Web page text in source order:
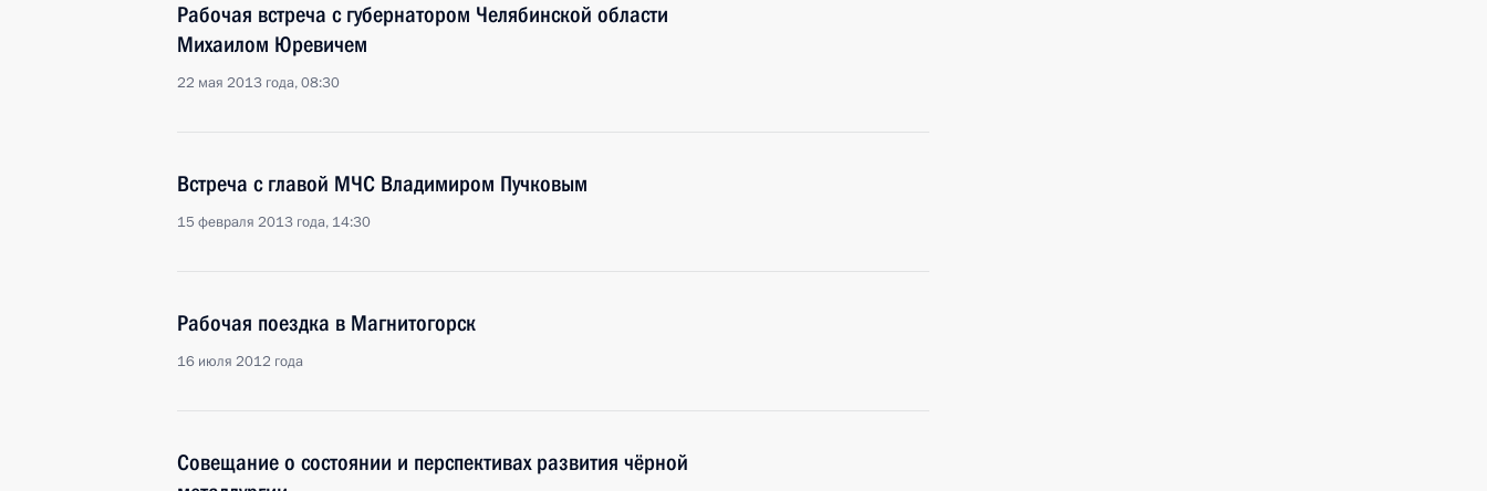
Рабочая встреча с губернатором Челябинской области
Михаилом Юревичем
22 мая 2013 года, 08:30
Встреча с главой МЧС Владимиром Пучковым
15 февраля 2013 года, 14:30
Рабочая поездка в Магнитогорск
16 июля 2012 года
Совещание о состоянии и перспективах развития чёрной